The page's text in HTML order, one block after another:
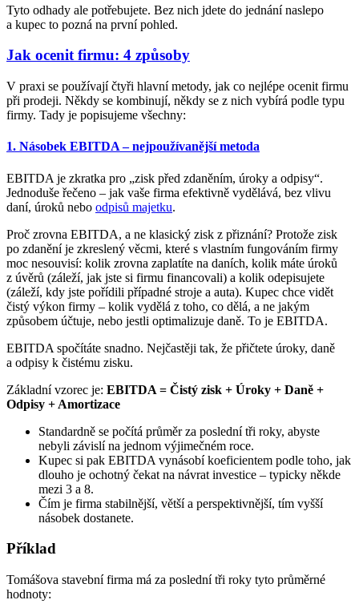
Tyto odhady ale potřebujete. Bez nich jdete do jednání naslepo
a kupec to pozná na první pohled.
Jak ocenit firmu: 4 způsoby
V praxi se používají čtyři hlavní metody, jak co nejlépe ocenit firmu
při prodeji. Někdy se kombinují, někdy se z nich vybírá podle typu
firmy. Tady je popisujeme všechny:
1. Násobek EBITDA – nejpoužívanější metoda
EBITDA je zkratka pro „zisk před zdaněním, úroky a odpisy“.
Jednoduše řečeno – jak vaše firma efektivně vydělává, bez vlivu
daní, úroků nebo odpisů majetku.
Proč zrovna EBITDA, a ne klasický zisk z přiznání? Protože zisk
po zdanění je zkreslený věcmi, které s vlastním fungováním firmy
moc nesouvisí: kolik zrovna zaplatíte na daních, kolik máte úroků
z úvěrů (záleží, jak jste si firmu financovali) a kolik odepisujete
(záleží, kdy jste pořídili případné stroje a auta). Kupec chce vidět
čistý výkon firmy – kolik vydělá z toho, co dělá, a ne jakým
způsobem účtuje, nebo jestli optimalizuje daně. To je EBITDA.
EBITDA spočítáte snadno. Nejčastěji tak, že přičtete úroky, daně
a odpisy k čistému zisku.
Základní vzorec je: EBITDA = Čistý zisk + Úroky + Daně +
Odpisy + Amortizace
Standardně se počítá průměr za poslední tři roky, abyste
nebyli závislí na jednom výjimečném roce.
Kupec si pak EBITDA vynásobí koeficientem podle toho, jak
dlouho je ochotný čekat na návrat investice – typicky někde
mezi 3 a 8.
Čím je firma stabilnější, větší a perspektivnější, tím vyšší
násobek dostanete.
Příklad
Tomášova stavební firma má za poslední tři roky tyto průměrné
hodnoty: